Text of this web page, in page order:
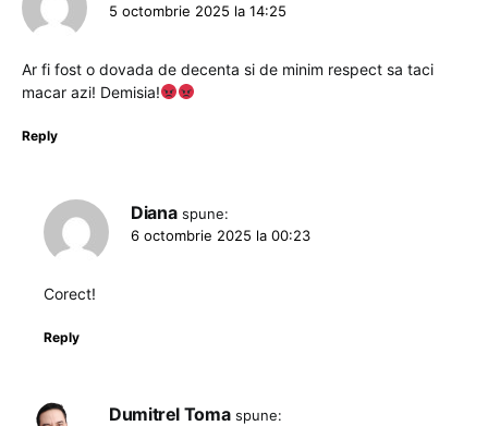
5 octombrie 2025 la 14:25
Ar fi fost o dovada de decenta si de minim respect sa taci
macar azi! Demisia!
Reply
Diana spune:
6 octombrie 2025 la 00:23
Corect!
Reply
Dumitrel Toma spune: